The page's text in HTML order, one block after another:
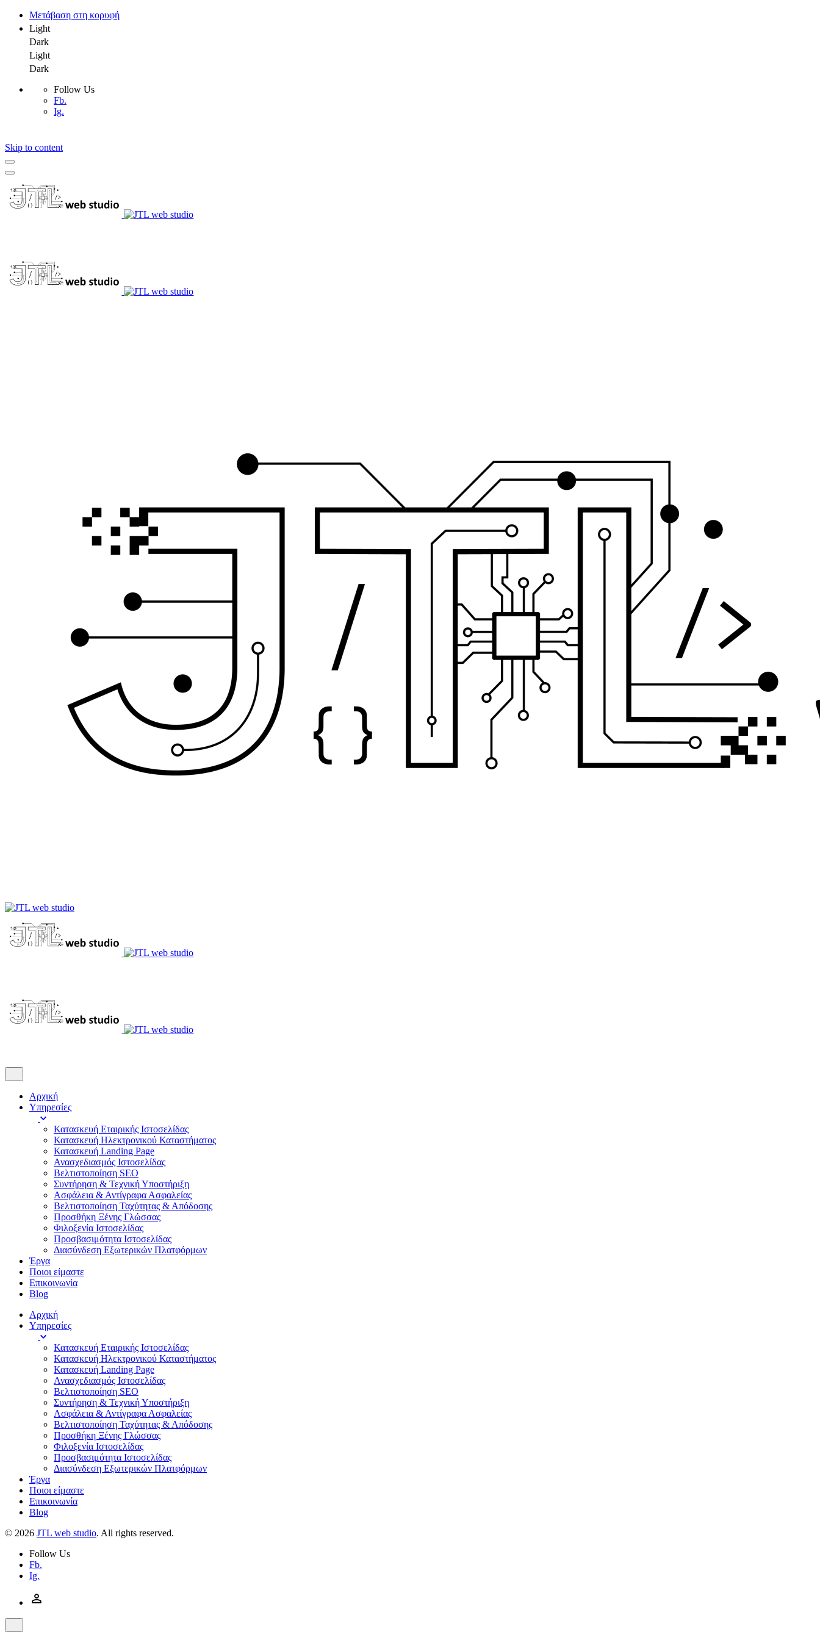
Μετάβαση στη κορυφή
Light
Dark
Light
Dark
Follow Us
Fb.
Ig.
Skip to content
Αρχική
Υπηρεσίες
Κατασκευή Εταιρικής Ιστοσελίδας
Κατασκευή Ηλεκτρονικού Καταστήματος
Κατασκευή Landing Page
Ανασχεδιασμός Ιστοσελίδας
Βελτιστοποίηση SEO
Συντήρηση & Τεχνική Υποστήριξη
Ασφάλεια & Αντίγραφα Ασφαλείας
Βελτιστοποίηση Ταχύτητας & Απόδοσης
Προσθήκη Ξένης Γλώσσας
Φιλοξενία Ιστοσελίδας
Προσβασιμότητα Ιστοσελίδας
Διασύνδεση Εξωτερικών Πλατφόρμων
Έργα
Ποιοι είμαστε
Επικοινωνία
Blog
Αρχική
Υπηρεσίες
Κατασκευή Εταιρικής Ιστοσελίδας
Κατασκευή Ηλεκτρονικού Καταστήματος
Κατασκευή Landing Page
Ανασχεδιασμός Ιστοσελίδας
Βελτιστοποίηση SEO
Συντήρηση & Τεχνική Υποστήριξη
Ασφάλεια & Αντίγραφα Ασφαλείας
Βελτιστοποίηση Ταχύτητας & Απόδοσης
Προσθήκη Ξένης Γλώσσας
Φιλοξενία Ιστοσελίδας
Προσβασιμότητα Ιστοσελίδας
Διασύνδεση Εξωτερικών Πλατφόρμων
Έργα
Ποιοι είμαστε
Επικοινωνία
Blog
© 2026 JTL web studio. All rights reserved.
Follow Us
Fb.
Ig.